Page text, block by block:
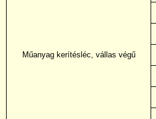
Műanyag kerítésléc, vállas végű